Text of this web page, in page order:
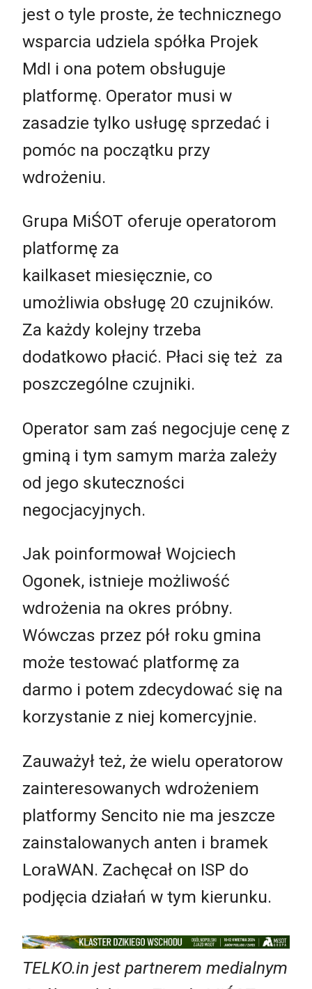
jest o tyle proste, że technicznego
wsparcia udziela spółka Projek
MdI i ona potem obsługuje
platformę. Operator musi w
zasadzie tylko usługę sprzedać i
pomóc na początku przy
wdrożeniu.
Grupa MiŚOT oferuje operatorom
platformę za
kailkaset miesięcznie, co
umożliwia obsługę 20 czujników.
Za każdy kolejny trzeba
dodatkowo płacić. Płaci się też za
poszczególne czujniki.
Operator sam zaś negocjuje cenę z
gminą i tym samym marża zależy
od jego skuteczności
negocjacyjnych.
Jak poinformował Wojciech
Ogonek, istnieje możliwość
wdrożenia na okres próbny.
Wówczas przez pół roku gmina
może testować platformę za
darmo i potem zdecydować się na
korzystanie z niej komercyjnie.
Zauważył też, że wielu operatorow
zainteresowanych wdrożeniem
platformy Sencito nie ma jeszcze
zainstalowanych anten i bramek
LoraWAN. Zachęcał on ISP do
podjęcia działań w tym kierunku.
TELKO.in jest partnerem medialnym